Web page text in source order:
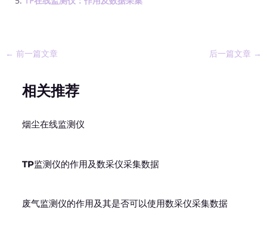
← 前一篇文章 后一篇文章 →
相关推荐
烟尘在线监测仪
TP监测仪的作用及数采仪采集数据
废气监测仪的作用及其是否可以使用数采仪采集数据